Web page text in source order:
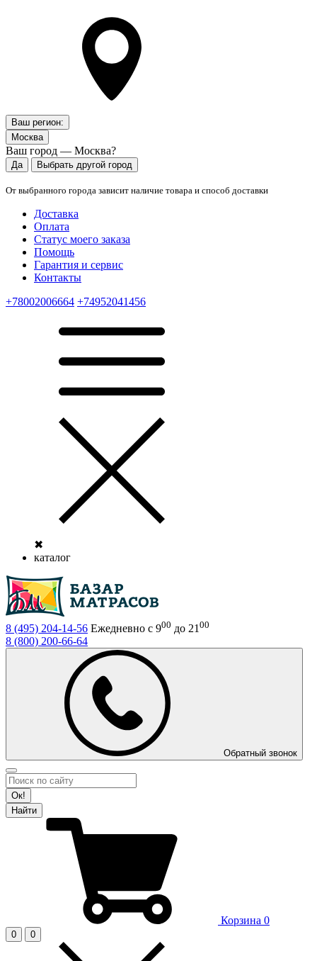
Ваш регион:
Москва
Ваш город — Москва?
Да Выбрать другой город
От выбранного города зависит наличие товара и способ доставки
Доставка
Оплата
Статус моего заказа
Помощь
Гарантия и сервис
Контакты
+78002006664 +74952041456
✖
каталог
8 (495) 204-14-56 Ежедневно с 900 до 21 00
8 (800) 200-66-64
Обратный звонок
Ок!
Найти
Корзина 0
0 0